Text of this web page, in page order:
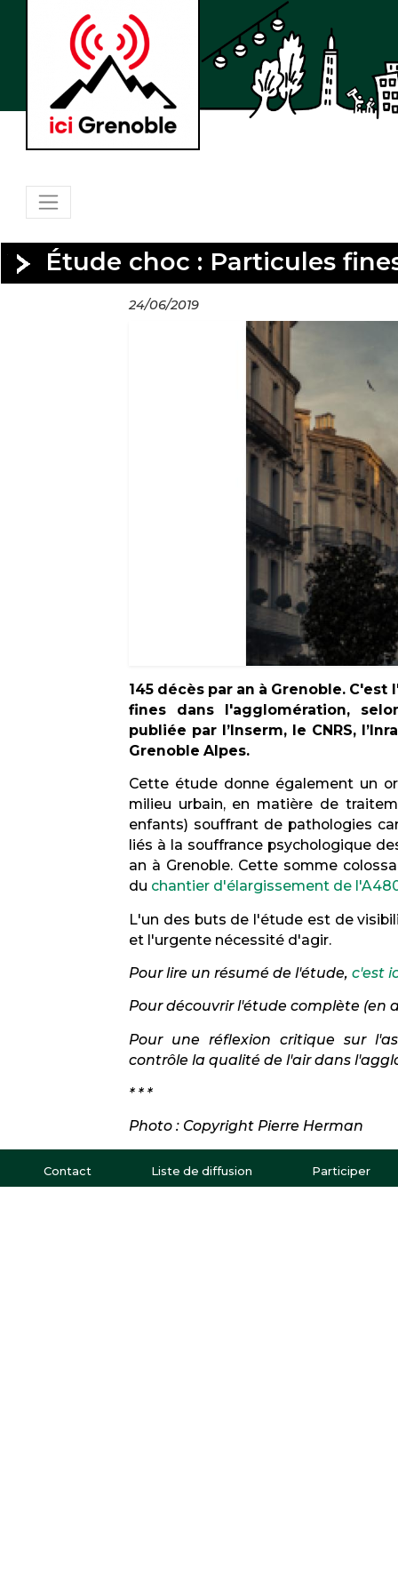
Étude choc : Particules
24/06/2019
145 décès par an à Grenoble.
fines dans l'agglomération,
publiée par l’Inserm, le CNRS,
Grenoble Alpes.
Cette étude donne également un
milieu urbain, en matière de
enfants) souffrant de pathologies
liés à la souffrance psychologique
an à Grenoble. Cette somme
du chantier d'élargissement de
L'un des buts de l'étude est de
et l'urgente nécessité d'agir.
Pour lire un résumé de l'étude, c'est
Pour découvrir l'étude complète (en
Pour une réflexion critique sur
contrôle la qualité de l'air dans
* * *
Photo : Copyright Pierre Herman
Contact Liste de diffusion Participer